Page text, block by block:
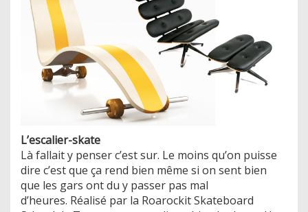
L’escalier-skate
Là fallait y penser c’est sur. Le moins qu’on puisse
dire c’est que ça rend bien même si on sent bien
que les gars ont du y passer pas mal
d’heures. Réalisé par la Roarockit Skateboard